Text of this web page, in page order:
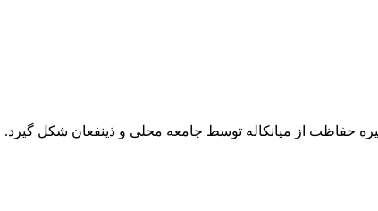
حفاظت از میانکاله توسط جامعه محلی و ذینفعان شکل گیرد.